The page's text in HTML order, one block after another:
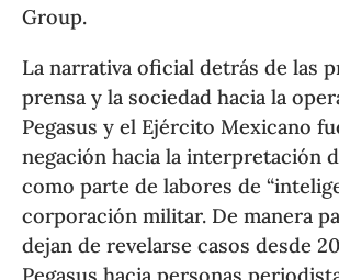
Group.
La narrativa oficial detrás de las
prensa y la sociedad hacia la
Pegasus y el Ejército Mexicano
negación hacia la interpretación
como parte de labores de
corporación militar. De manera
dejan de revelarse casos desde
Pegasus hacia personas